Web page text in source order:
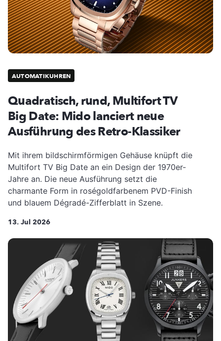
AUTOMATIKUHREN
Quadratisch, rund, Multifort TV
Big Date: Mido lanciert neue
Ausführung des Retro-Klassiker
Mit ihrem bildschirmförmigen Gehäuse knüpft die
Multifort TV Big Date an ein Design der 1970er-
Jahre an. Die neue Ausführung setzt die
charmante Form in roségoldfarbenem PVD-Finish
und blauem Dégradé-Zifferblatt in Szene.
13. Jul 2026